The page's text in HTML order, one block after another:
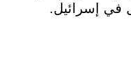
في إسرائيل.